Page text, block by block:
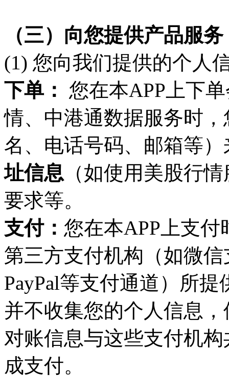
（三） 向您提供产品服务
(1) 您向我们提供的个人
下单：
您在本APP 上下
情、中港通数据服务时
名、电话号码、邮箱等
址信息 （如使用美股行
要求等。
支付： 您在本APP 上支
第三方支付机构（如微信
PayPal等支付通道）所
并不收集您的个人信息
对账信息与这些支付机
成支付。